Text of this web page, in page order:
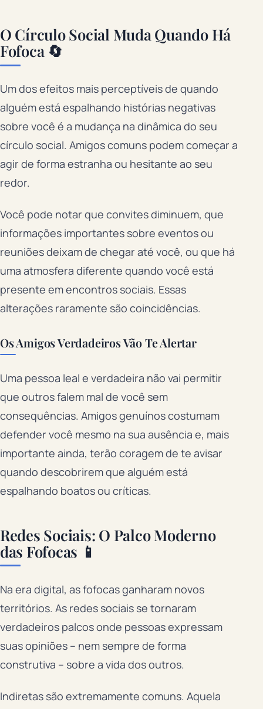
O Círculo Social Muda Quando Há
Fofoca 🔄
Um dos efeitos mais perceptíveis de quando
alguém está espalhando histórias negativas
sobre você é a mudança na dinâmica do seu
círculo social. Amigos comuns podem começar a
agir de forma estranha ou hesitante ao seu
redor.
Você pode notar que convites diminuem, que
informações importantes sobre eventos ou
reuniões deixam de chegar até você, ou que há
uma atmosfera diferente quando você está
presente em encontros sociais. Essas
alterações raramente são coincidências.
Os Amigos Verdadeiros Vão Te Alertar
Uma pessoa leal e verdadeira não vai permitir
que outros falem mal de você sem
consequências. Amigos genuínos costumam
defender você mesmo na sua ausência e, mais
importante ainda, terão coragem de te avisar
quando descobrirem que alguém está
espalhando boatos ou críticas.
Redes Sociais: O Palco Moderno
das Fofocas 📱
Na era digital, as fofocas ganharam novos
territórios. As redes sociais se tornaram
verdadeiros palcos onde pessoas expressam
suas opiniões – nem sempre de forma
construtiva – sobre a vida dos outros.
Indiretas são extremamente comuns. Aquela